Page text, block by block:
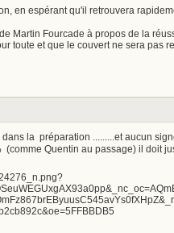
en espérant qu'il retrouvera
Martin Fourcade à propos de la
toute et que le couvert ne sera pas
la préparation .........et aucun
Quentin au passage) il doit